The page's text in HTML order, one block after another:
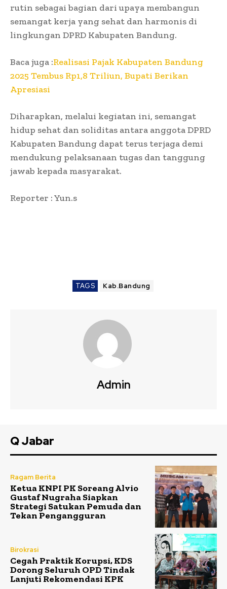
rutin sebagai bagian dari upaya membangun
semangat kerja yang sehat dan harmonis di
lingkungan DPRD Kabupaten Bandung.
Baca juga :Realisasi Pajak Kabupaten Bandung
2025 Tembus Rp1,8 Triliun, Bupati Berikan
Apresiasi
Diharapkan, melalui kegiatan ini, semangat
hidup sehat dan soliditas antara anggota DPRD
Kabupaten Bandung dapat terus terjaga demi
mendukung pelaksanaan tugas dan tanggung
jawab kepada masyarakat.
Reporter : Yun.s
TAGS Kab.Bandung
Admin
Q Jabar
Ragam Berita
Ketua KNPI PK Soreang Alvio
Gustaf Nugraha Siapkan
Strategi Satukan Pemuda dan
Tekan Pengangguran
Birokrasi
Cegah Praktik Korupsi, KDS
Dorong Seluruh OPD Tindak
Lanjuti Rekomendasi KPK